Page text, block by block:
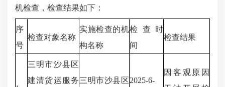
机检查，检查结果如下：
序
号
检查对象名称
实施检查的机
构名称
检查时
间
检查结果
三明市沙县区
建清货运服务三明市沙县区2025-6-
因客观原因